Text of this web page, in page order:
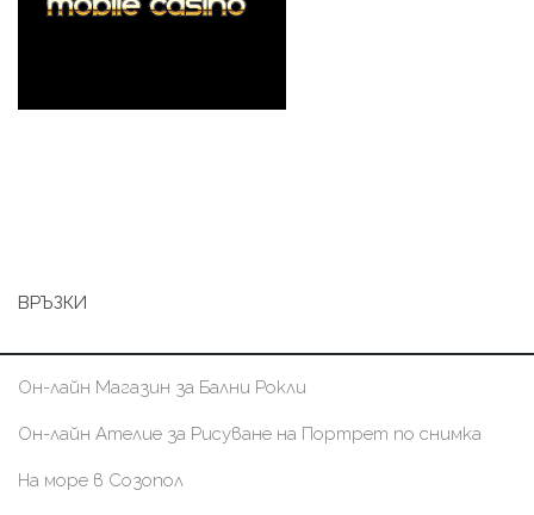
ВРЪЗКИ
Он-лайн Магазин за Бални Рокли
Он-лайн Ателие за Рисуване на Портрет по снимка
На море в Созопол